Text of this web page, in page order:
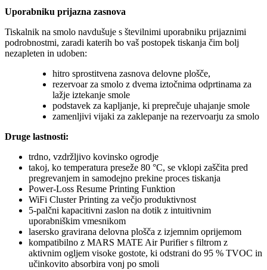
Uporabniku prijazna zasnova
Tiskalnik na smolo navdušuje s številnimi uporabniku prijaznimi
podrobnostmi, zaradi katerih bo vaš postopek tiskanja čim bolj
nezapleten in udoben:
hitro sprostitvena zasnova delovne plošče,
rezervoar za smolo z dvema iztočnima odprtinama za
lažje iztekanje smole
podstavek za kapljanje, ki preprečuje uhajanje smole
zamenljivi vijaki za zaklepanje na rezervoarju za smolo
Druge lastnosti:
trdno, vzdržljivo kovinsko ogrodje
takoj, ko temperatura preseže 80 °C, se vklopi zaščita pred
pregrevanjem in samodejno prekine proces tiskanja
Power-Loss Resume Printing Funktion
WiFi Cluster Printing za večjo produktivnost
5-palčni kapacitivni zaslon na dotik z intuitivnim
uporabniškim vmesnikom
lasersko gravirana delovna plošča z izjemnim oprijemom
kompatibilno z MARS MATE Air Purifier s filtrom z
aktivnim ogljem visoke gostote, ki odstrani do 95 % TVOC in
učinkovito absorbira vonj po smoli